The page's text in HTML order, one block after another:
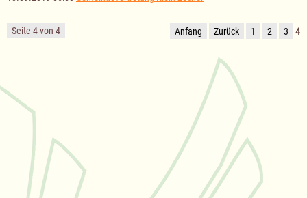
Seite 4 von 4 Anfang Zurück 1 2 3 4